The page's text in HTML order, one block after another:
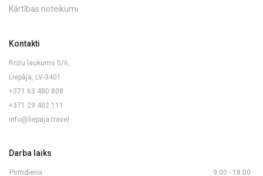
Kārtības noteikumi
Kontakti
Rožu laukums 5/6,
Liepāja, LV-3401
+371 63 480 808
+371 29 402 111
info@liepaja.travel
Darba laiks
Pirmdiena 9.00 - 18.00